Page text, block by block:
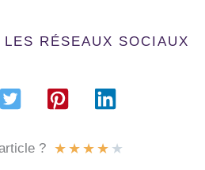
LES RÉSEAUX SOCIAUX
? ★ ★ ★ ★ ★